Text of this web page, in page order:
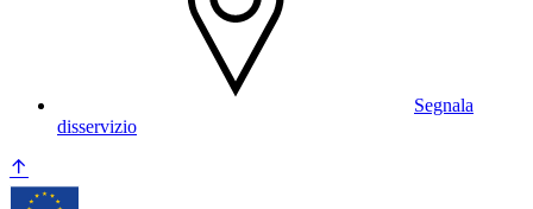
Segnala
disservizio